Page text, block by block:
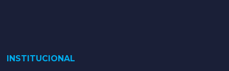
INSTITUCIONAL